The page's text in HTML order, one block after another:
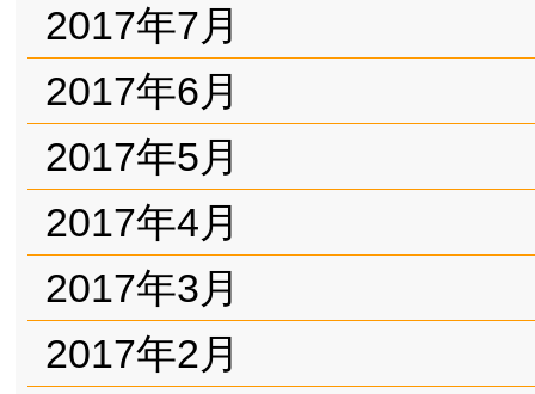
2017年7月
2017年6月
2017年5月
2017年4月
2017年3月
2017年2月